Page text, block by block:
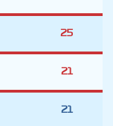
25
21
21